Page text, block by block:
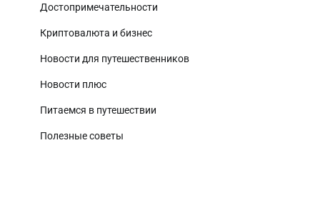
Достопримечательности
Криптовалюта и бизнес
Новости для путешественников
Новости плюс
Питаемся в путешествии
Полезные советы